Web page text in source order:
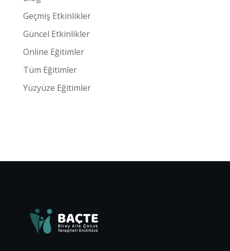
Geçmiş Etkinlikler
Güncel Etkinlikler
Online Eğitimler
Tüm Eğitimler
Yüzyüze Eğitimler